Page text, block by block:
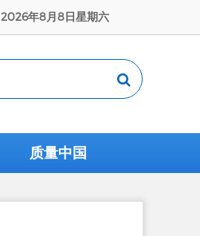
2026年8月8日星期六
质量中国